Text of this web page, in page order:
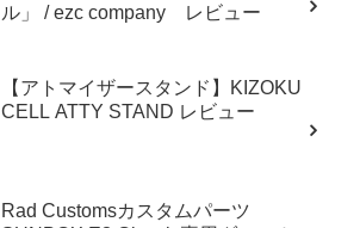
ル」 / ezc company レビュー
【アトマイザースタンド】KIZOKU
CELL ATTY STAND レビュー
Rad Customsカスタムパーツ